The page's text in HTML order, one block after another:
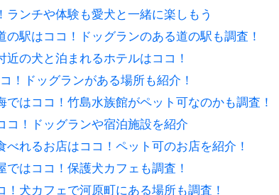
ンチや体験も愛犬と一緒に楽しもう
の駅はココ！ドッグランのある道の駅も調査！
の犬と泊まれるホテルはココ！
！ドッグランがある場所も紹介！
はココ！竹島水族館がペット可なのかも調査！
コ！ドッグランや宿泊施設を紹介
れるお店はココ！ペット可のお店を紹介！
はココ！保護犬カフェも調査！
犬カフェで河原町にある場所も調査！